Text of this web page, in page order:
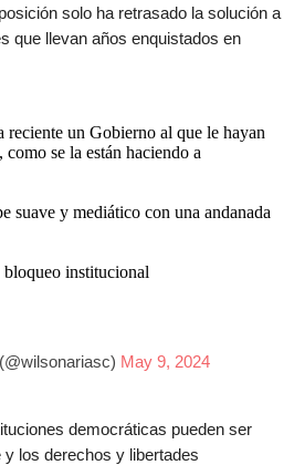
solo ha retrasado la solución a
que llevan años enquistados en
un Gobierno al que le hayan
se la están haciendo a
suave y mediático con una andanada
institucional
May 9, 2024
democráticas pueden ser
los derechos y libertades